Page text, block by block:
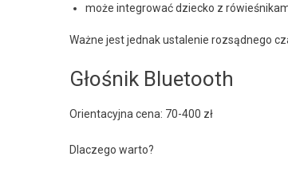
może integrować dziecko z
Ważne jest jednak ustalenie rozsądnego
Głośnik Bluetooth
Orientacyjna cena: 70-400 zł
Dlaczego warto?